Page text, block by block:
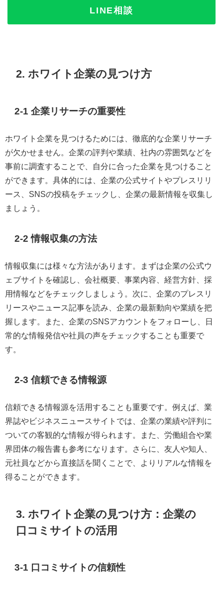
LINE相談
2. ホワイト企業の見つけ方
2-1 企業リサーチの重要性
ホワイト企業を見つけるためには、徹底的な企業リサーチ
が欠かせません。企業の評判や業績、社内の雰囲気などを
事前に調査することで、自分に合った企業を見つけること
ができます。具体的には、企業の公式サイトやプレスリリ
ース、SNSの投稿をチェックし、企業の最新情報を収集し
ましょう。
2-2 情報収集の方法
情報収集には様々な方法があります。まずは企業の公式ウ
ェブサイトを確認し、会社概要、事業内容、経営方針、採
用情報などをチェックしましょう。次に、企業のプレスリ
リースやニュース記事を読み、企業の最新動向や業績を把
握します。また、企業のSNSアカウントをフォローし、日
常的な情報発信や社員の声をチェックすることも重要で
す。
2-3 信頼できる情報源
信頼できる情報源を活用することも重要です。例えば、業
界誌やビジネスニュースサイトでは、企業の業績や評判に
ついての客観的な情報が得られます。また、労働組合や業
界団体の報告書も参考になります。さらに、友人や知人、
元社員などから直接話を聞くことで、よりリアルな情報を
得ることができます。
3. ホワイト企業の見つけ方：企業の
口コミサイトの活用
3-1 口コミサイトの信頼性